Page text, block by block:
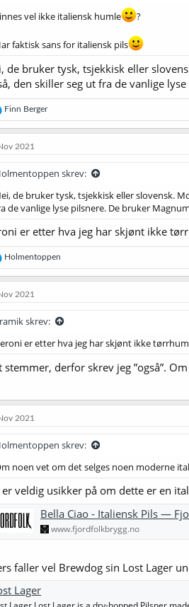
e
vel ikke italiensk humle
?
faktisk sans for italiensk pils
de bruker tysk, tsjekkisk eller
den skiller seg ut fra de vanlige
R
e
a
j
o
e
r
Finn Berger
2021
skrev:
de bruker tysk, tsjekkisk eller slovensk.
de vanlige lyse pilsnere. De bruker
er etter hva jeg har skjønt ikke
R
e
a
j
o
e
:
Holmentoppen
2021
skrev:
er etter hva jeg har skjønt ikke
stemmer, derfor skrev jeg ”også”.
2021
skrev:
noen vet om det selges noen moderne
er veldig usikker på om dette er en
Bella Ciao - Italiensk Pils —
www.fjordfolkbrygg.no
faller vel Brewdog sin Lost Lager
Lager